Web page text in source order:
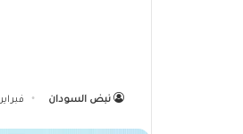
نبض السودان فبراير 19, 2026